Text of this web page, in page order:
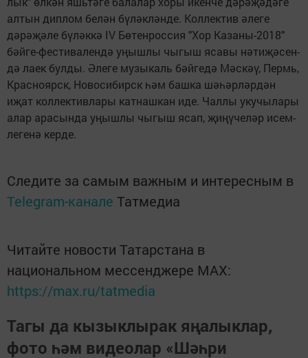
ал­тын дип­лом бе­лән бү­ләк­лән­де. Кол­лек­тив әле­ге
дәрәҗәле бү­ләк­кә IV Бө­тен­рос­сия "Хор Ка­за­ны-2018"
бәй­ге-фес­ти­ва­лен­дә уңыш­лы чы­гыш яса­вы нә­ти­җә­сен­
дә ла­ек бул­ды. Әле­ге му­зы­каль бәй­ге­дә Мәс­кәү, Пермь,
Крас­но­ярск, Но­во­си­бирск һәм баш­ка шәһәр­ләр­дән
иҗат кол­лек­тив­ла­ры кат­наш­кан иде. Чал­лы уку­чы­ла­ры
алар ара­сын­да уңыш­лы чы­гыш ясап, җи­ңү­че­ләр исем­
ле­ге­нә кер­де.
Следите за самым важным и интересным в
Telegram-канале Татмедиа
Читайте новости Татарстана в
национальном мессенджере MАХ:
https://max.ru/tatmedia
Тагы да кызыклырак яңалыклар,
фото һәм видеолар «Шәһри